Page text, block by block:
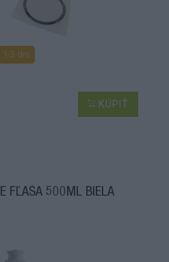
1-3 dní
KÚPIŤ
FĽAŠA 500ML BIELA